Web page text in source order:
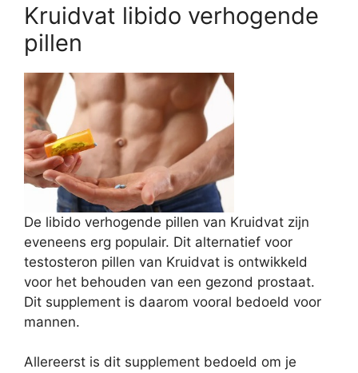
Kruidvat libido verhogende
pillen
De libido verhogende pillen van Kruidvat zijn
eveneens erg populair. Dit alternatief voor
testosteron pillen van Kruidvat is ontwikkeld
voor het behouden van een gezond prostaat.
Dit supplement is daarom vooral bedoeld voor
mannen.
Allereerst is dit supplement bedoeld om je